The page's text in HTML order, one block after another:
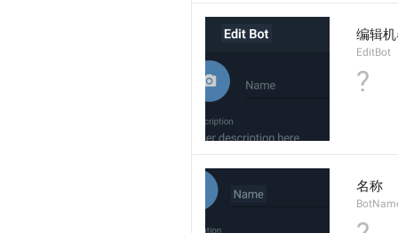
编辑
EditBot
?
名称